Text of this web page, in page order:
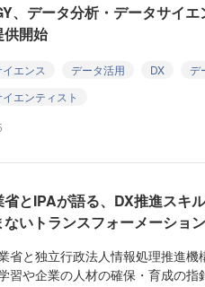
、データ分析・データサイ
供開始
エンス データ活用 DX
デ
エンティスト
省とIPAが語る、DX推進スキ
ないトランスフォーメーション
省と独立行政法人情報処理推進機
習や企業の人材の確保・育成の